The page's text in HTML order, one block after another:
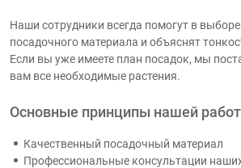
Наши сотрудники всегда помогут в
посадочного материала и объяснят
Если вы уже имеете план посадок, мы
вам все необходимые растения.
Основные принципы нашей
Качественный посадочный материал
Профессиональные консультации